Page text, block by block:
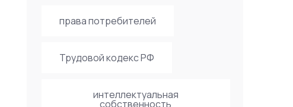
права потребителей
Трудовой кодекс РФ
интеллектуальная
собственность